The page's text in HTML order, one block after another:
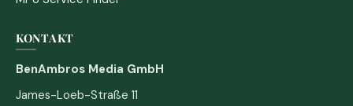
KONTAKT
BenAmbros Media GmbH
James-Loeb-Straße 11